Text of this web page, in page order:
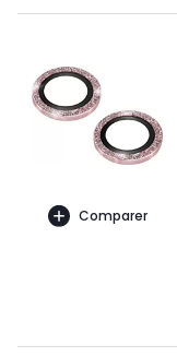
Comparer